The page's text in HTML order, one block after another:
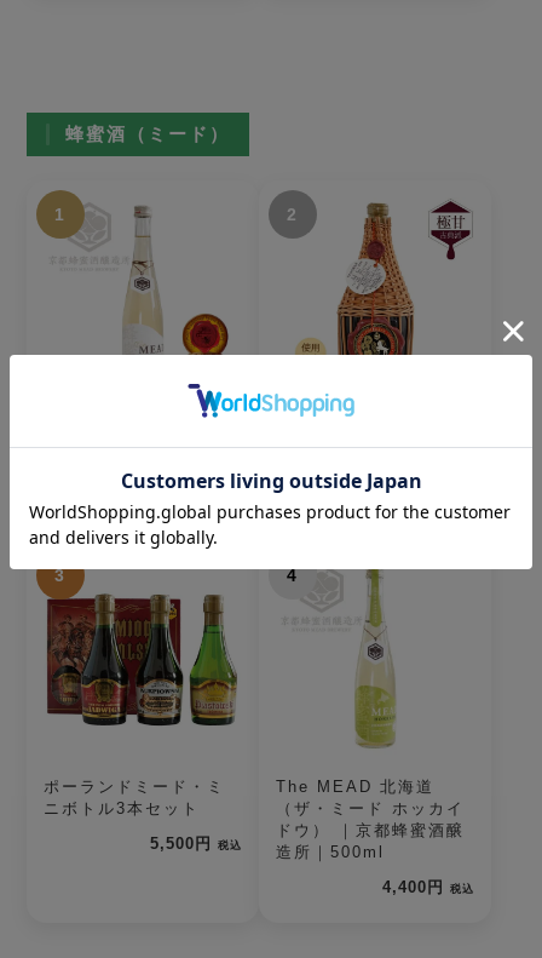
蜂蜜酒（ミード）
1
ド）｜京都蜂蜜酒醸造
所｜500ml
3,850円 税込
2
り) ｜極甘｜750ml
7,700円
3
ポーランドミード・ミ
ニボトル3本セット
5,500円
税込
4
The MEAD 北海道
（ザ・ミード ホッカイ
ドウ） ｜京都蜂蜜酒醸
造所｜500ml
4,400円
税込